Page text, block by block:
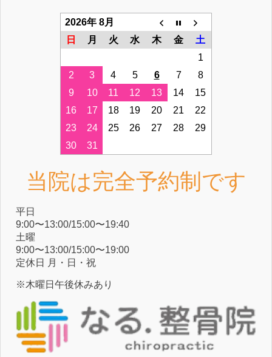
2026年 8月
日
月 火 水 木 金
土
1
2
3 4 5 6 7
8
9
10 11 12 13 14
15
16
17 18 19 20 21
22
23
24 25 26 27 28
29
30
31
当院は完全予約制です
平⽇
9:00〜13:00/15:00〜19:40
⼟曜
9:00〜13:00/15:00〜19:00
定休⽇ ⽉・⽇・祝
※木曜日午後休みあり